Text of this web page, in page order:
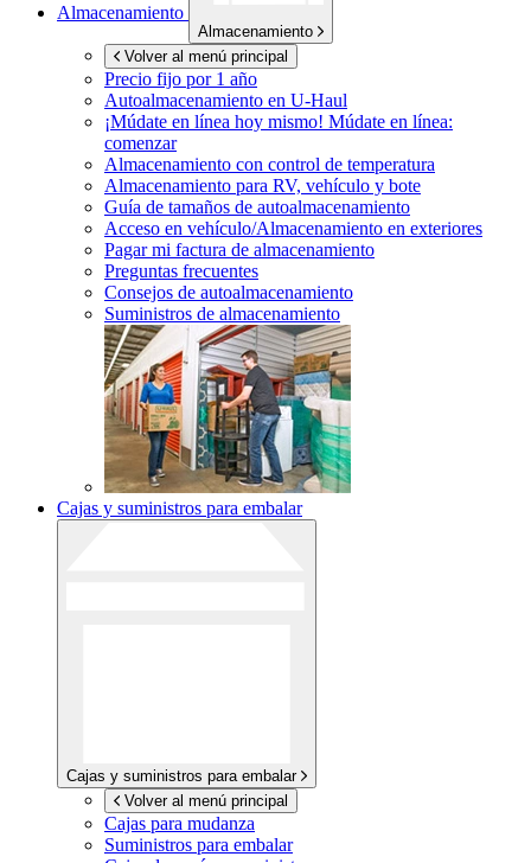
Almacenamiento
Almacenamiento
Volver al menú principal
Precio fijo por 1 año
Autoalmacenamiento en U-Haul
¡Múdate en línea hoy mismo! Múdate en línea:
comenzar
Almacenamiento con control de temperatura
Almacenamiento para RV, vehículo y bote
Guía de tamaños de autoalmacenamiento
Acceso en vehículo/Almacenamiento en exteriores
Pagar mi factura de almacenamiento
Preguntas frecuentes
Consejos de autoalmacenamiento
Suministros de almacenamiento
Cajas y suministros para embalar
Cajas y suministros para embalar
Volver al menú principal
Cajas para mudanza
Suministros para embalar